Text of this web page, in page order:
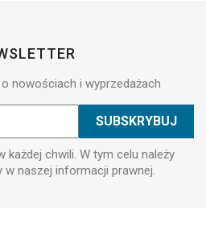
nowościach i wyprzedażach
każdej chwili. W tym celu należy
w naszej informacji prawnej.